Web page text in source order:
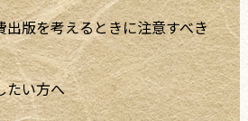
出版を考えるときに注意すべき
たい方へ